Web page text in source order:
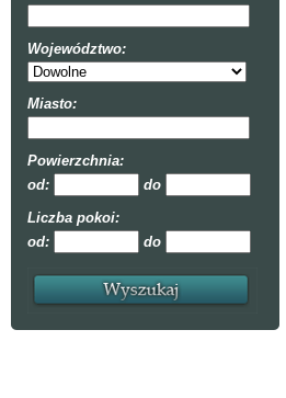
Województwo:
Miasto:
Powierzchnia:
od:
do
Liczba pokoi:
od:
do